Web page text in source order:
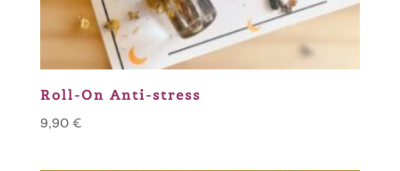
Roll-On Anti-stress
9,90 €